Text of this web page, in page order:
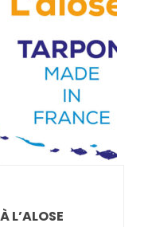
L’ALOSE